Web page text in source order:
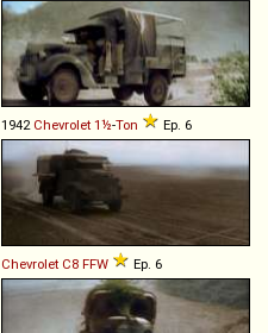
1942 Chevrolet 1½-Ton Ep. 6
Chevrolet C8 FFW Ep. 6